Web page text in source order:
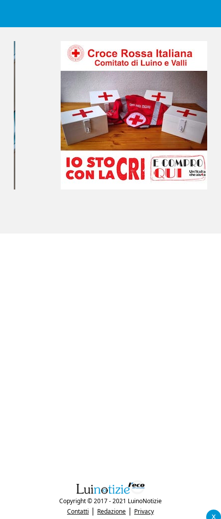
x
Copyright © 2017 - 2021 LuinoNotizie
Contatti | Redazione | Privacy